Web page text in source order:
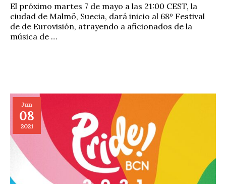
El próximo martes 7 de mayo a las 21:00 CEST, la
ciudad de Malmö, Suecia, dará inicio al 68º Festival
de de Eurovisión, atrayendo a aficionados de la
música de …
Jun
08
2021